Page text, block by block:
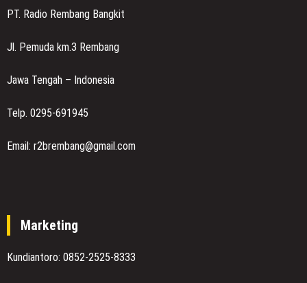
PT. Radio Rembang Bangkit
Jl. Pemuda km.3 Rembang
Jawa Tengah – Indonesia
Telp. 0295-691945
Email: r2brembang@gmail.com
Marketing
Kundiantoro: 0852-2525-8333